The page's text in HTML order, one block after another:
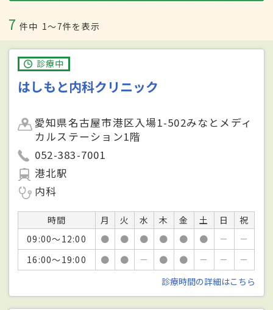
7 件中 1〜7件を表示
診療中
はしもと内科クリニック
愛知県名古屋市港区入場1-502みなとメディ
カルステーション1階
052-383-7001
港北駅
内科
時間 月 火 水 木 金 土 日
祝
09:00～12:00
● ● ● ● ● ● －
－
16:00～19:00
● ● － ● ● － －
－
診療時間の詳細はこちら